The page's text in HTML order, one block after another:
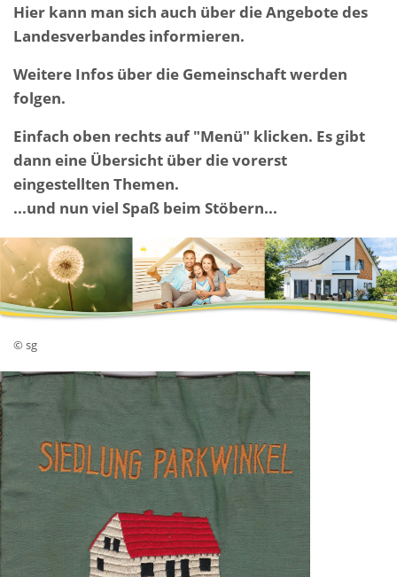
Hier kann man sich auch über die Angebote des
Landesverbandes informieren.
Weitere Infos über die Gemeinschaft werden
folgen.
Einfach oben rechts auf "Menü" klicken. Es gibt
dann eine Übersicht über die vorerst
eingestellten Themen.
...und nun viel Spaß beim Stöbern...
© sg